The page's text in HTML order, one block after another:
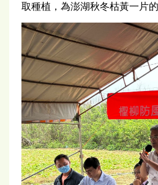
取種植，為澎湖秋冬枯黃一片